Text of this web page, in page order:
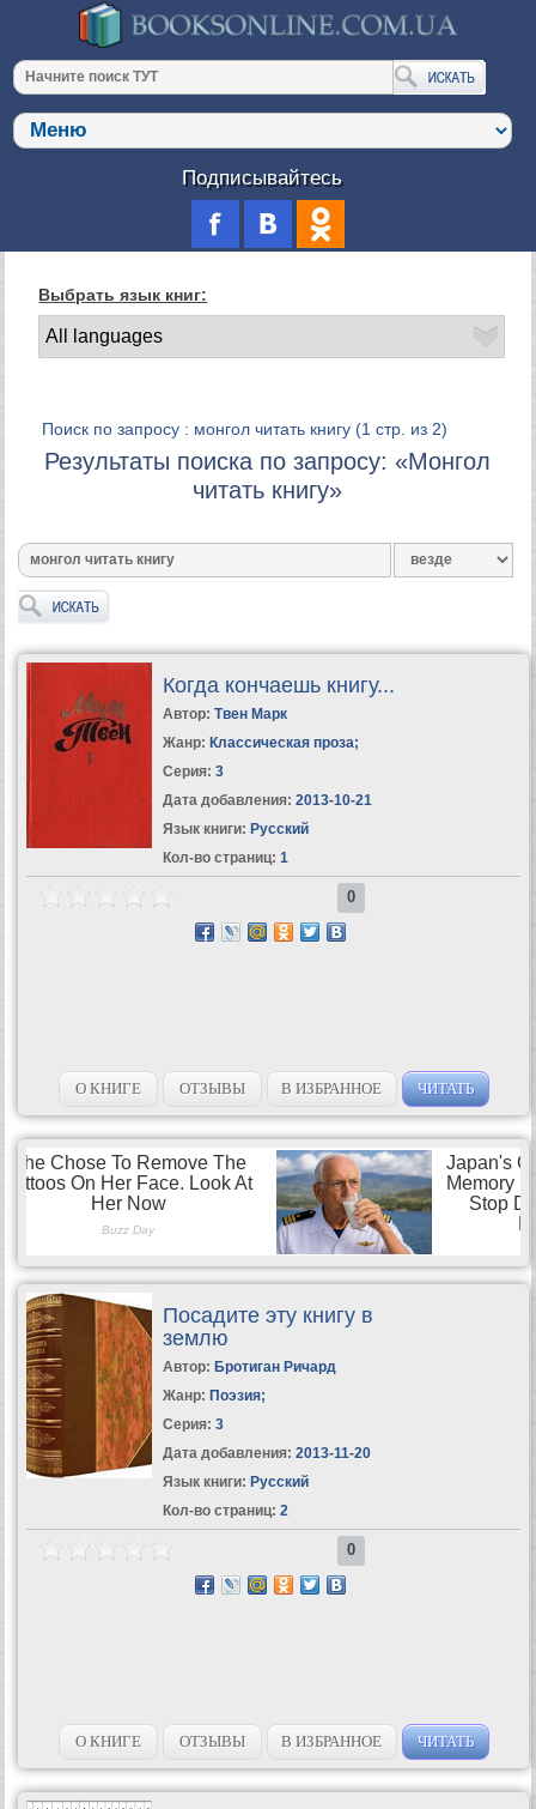
Подписывайтесь
Выбрать язык книг:
Поиск по запросу : монгол читать книгу (1 стр. из 2)
Результаты поиска по запросу: «Монгол
читать книгу»
Когда кончаешь книгу...
Автор: Твен Марк
Жанр: Классическая проза;
Серия: 3
Дата добавления: 2013-10-21
Язык книги: Русский
Кол-во страниц: 1
0
О КНИГЕ ОТЗЫВЫ В ИЗБРАННОЕ ЧИТАТЬ
Посадите эту книгу в
землю
Автор: Бротиган Ричард
Жанр: Поэзия;
Серия: 3
Дата добавления: 2013-11-20
Язык книги: Русский
Кол-во страниц: 2
0
О КНИГЕ ОТЗЫВЫ В ИЗБРАННОЕ ЧИТАТЬ